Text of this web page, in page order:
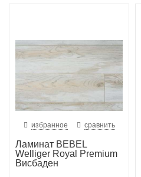
избранное сравнить
Ламинат BEBEL
Welliger Royal Premium
Висбаден